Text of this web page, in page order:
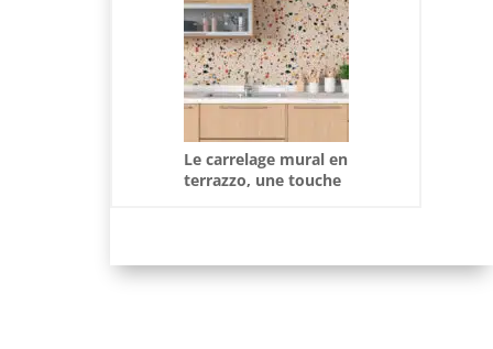
Le carrelage mural en
terrazzo, une touche